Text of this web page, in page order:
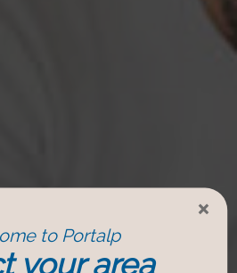
×
to Portalp
your area